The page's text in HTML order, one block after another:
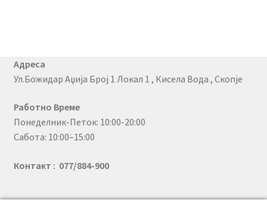
Адреса
Ул.Божидар Аџија Број 1 Локал 1 , Кисела Вода , Скопје
Работно Време
Понеделник-Петок: 10:00-20:00
Сабота: 10:00–15:00
Контакт : 077/884-900